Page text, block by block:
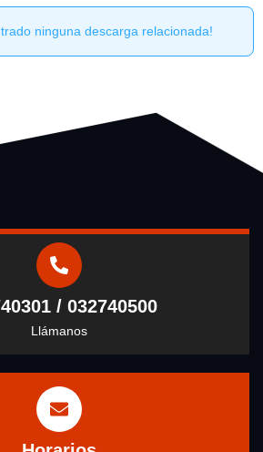
ninguna descarga relacionada!
/ 032740500
Llámanos